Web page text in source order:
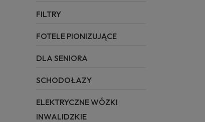
FILTRY
FOTELE PIONIZUJĄCE
DLA SENIORA
SCHODOŁAZY
ELEKTRYCZNE WÓZKI
INWALIDZKIE